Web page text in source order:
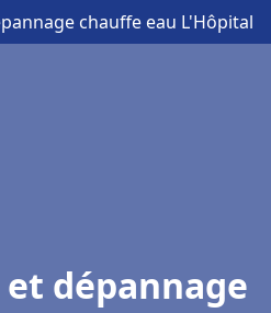
chauffe eau L'Hôpital
dépannage